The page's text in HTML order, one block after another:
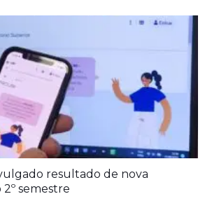
resultado de nova
semestre